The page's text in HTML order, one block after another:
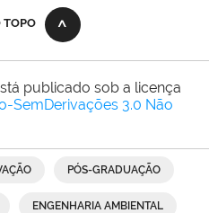
TOPO
publicado sob a licença
SemDerivações 3.0 Não
PÓS-GRADUAÇÃO
ENGENHARIA AMBIENTAL